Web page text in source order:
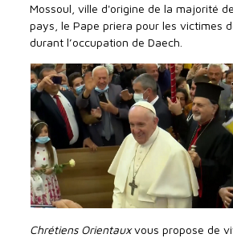
Mossoul, ville d'origine de la majorité
pays, le Pape priera pour les victimes
durant l’occupation de Daech.
Chrétiens Orientauxvous propose de